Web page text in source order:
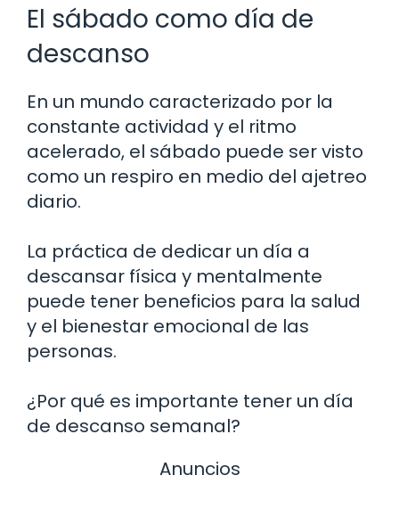
El sábado como día de
descanso
En un mundo caracterizado por la
constante actividad y el ritmo
acelerado, el sábado puede ser visto
como un respiro en medio del ajetreo
diario.
La práctica de dedicar un día a
descansar física y mentalmente
puede tener beneficios para la salud
y el bienestar emocional de las
personas.
¿Por qué es importante tener un día
de descanso semanal?
Anuncios